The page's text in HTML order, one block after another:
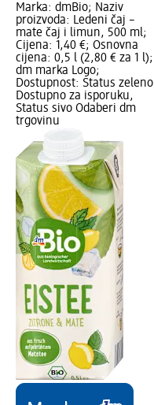
Marka: dmBio; Naziv
proizvoda: Ledeni čaj –
mate čaj i limun, 500 ml;
Cijena: 1,40 €; Osnovna
cijena: 0,5 l (2,80 € za 1 l);
dm marka Logo;
Dostupnost: Status zeleno
Dostupno za isporuku,
Status sivo Odaberi dm
trgovinu